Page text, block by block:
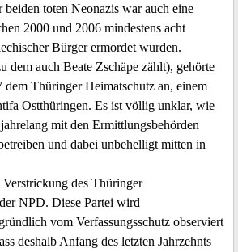
beiden toten Neonazis war auch eine
2000 und 2006 mindestens acht
Bürger ermordet wurden.
dem auch Beate Zschäpe zählt), gehörte
dem Thüringer Heimatschutz an, einem
Ostthüringen. Es ist völlig unklar, wie
mit den Ermittlungsbehörden
und dabei unbehelligt mitten in
des Thüringer
NPD. Diese Partei wird
vom Verfassungsschutz observiert
deshalb Anfang des letzten Jahrzehnts